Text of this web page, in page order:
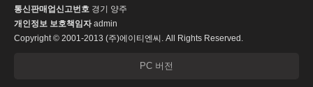
통신판매업신고번호 경기 양주
개인정보 보호책임자admin
Copyright © 2001-2013 (주)에이티엔씨. All Rights Reserved.
PC 버전